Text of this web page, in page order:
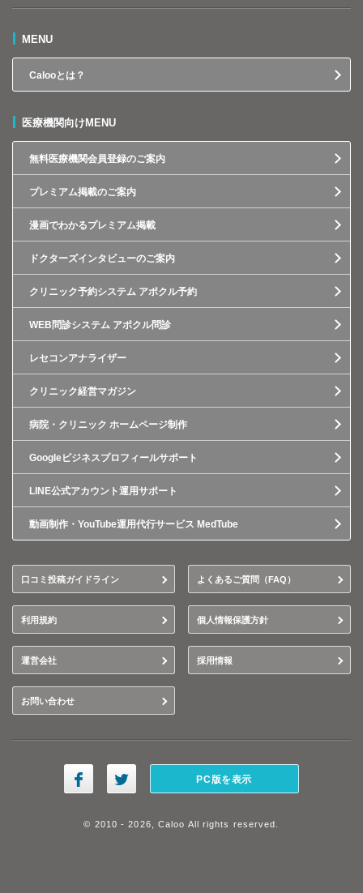
MENU
Calooとは？
医療機関向けMENU
無料医療機関会員登録のご案内
プレミアム掲載のご案内
漫画でわかるプレミアム掲載
ドクターズインタビューのご案内
クリニック予約システム アポクル予約
WEB問診システム アポクル問診
レセコンアナライザー
クリニック経営マガジン
病院・クリニック ホームページ制作
Googleビジネスプロフィールサポート
LINE公式アカウント運用サポート
動画制作・YouTube運用代行サービス MedTube
口コミ投稿ガイドライン よくあるご質問（FAQ）
利用規約 個人情報保護方針
運営会社 採用情報
お問い合わせ
PC版を表示
© 2010 - 2026, Caloo All rights reserved.